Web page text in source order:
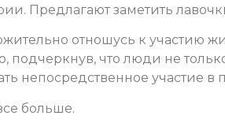
Предлагают заметить
отношусь к участию
подчеркнув, что люди не
непосредственное участие в
больше.